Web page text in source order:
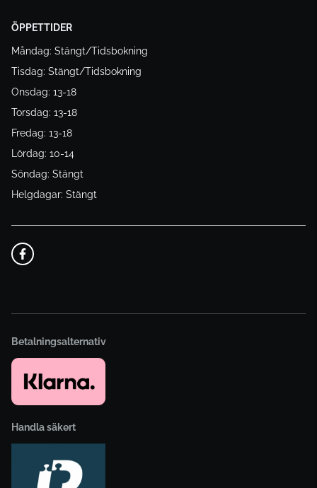
ÖPPETTIDER
Måndag: Stängt/Tidsbokning
Tisdag: Stängt/Tidsbokning
Onsdag: 13-18
Torsdag: 13-18
Fredag: 13-18
Lördag: 10-14
Söndag: Stängt
Helgdagar: Stängt
Betalningsalternativ
Handla säkert